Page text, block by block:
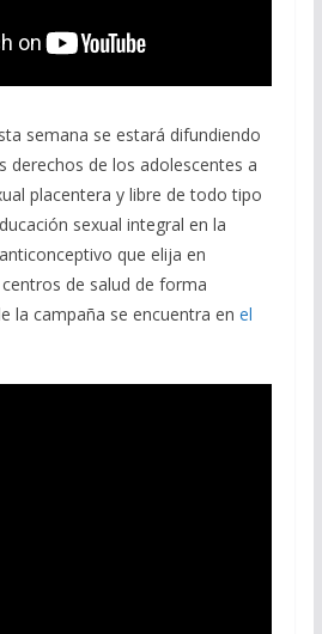
semana se estará difundiendo
derechos de los adolescentes a
placentera y libre de todo tipo
sexual integral en la
que elija en
de salud de forma
la campaña se encuentra en el